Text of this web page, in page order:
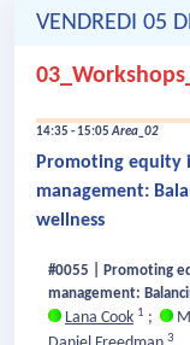
VENDREDI 05
14:35 - 15:05Area_02
Promoting equity
management:
wellness
#0055 | Promoting
management:
Lana Cook 1 ;
3